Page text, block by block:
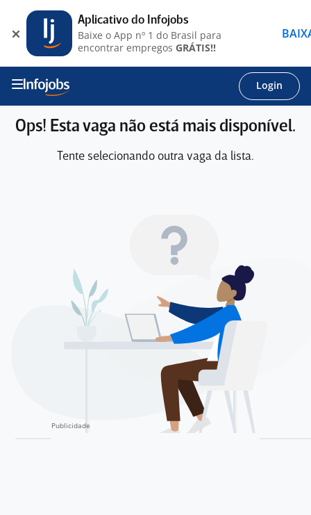
Login
Ops! Esta vaga não está mais disponível.
Tente selecionando outra vaga da lista.
Aplicativo do Infojobs
Baixe o App nº 1 do Brasil para
encontrar empregos GRÁTIS!!